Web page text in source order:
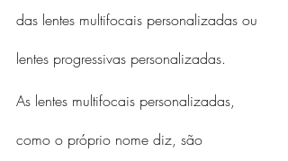
das lentes multifocais personalizadas ou
lentes progressivas personalizadas.
As lentes multifocais personalizadas,
como o próprio nome diz, são